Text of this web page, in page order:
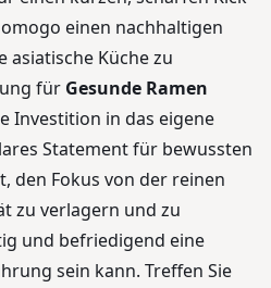
einen nachhaltigen
asiatische Küche zu
für Gesunde Ramen
Investition in das eigene
Statement für bewussten
den Fokus von der reinen
zu verlagern und zu
und befriedigend eine
sein kann. Treffen Sie